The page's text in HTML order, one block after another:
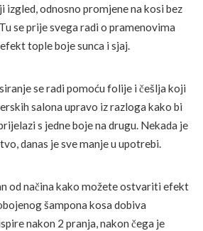
odnosno promjene na kosi bez
se prije svega radi o pramenovima
tople boje sunca i sjaj.
se radi pomoću folije i češlja koji
salona upravo iz razloga kako bi
s jedne boje na drugu. Nekada je
danas je sve manje u upotrebi.
od načina kako možete ostvariti efekt
šampona kosa dobiva
nakon 2 pranja, nakon čega je